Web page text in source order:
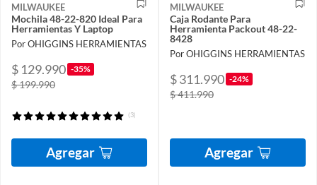
MILWAUKEE
Mochila 48-22-820 Ideal Para
Herramientas Y Laptop
Por OHIGGINS HERRAMIENTAS
$ 129.990 -35%
$ 199.990
(3)
Agregar
MILWAUKEE
Caja Rodante Para
Herramienta Packout 48-22-
8428
Por OHIGGINS HERRAMIENTAS
$ 311.990 -24%
$ 411.990
Agregar